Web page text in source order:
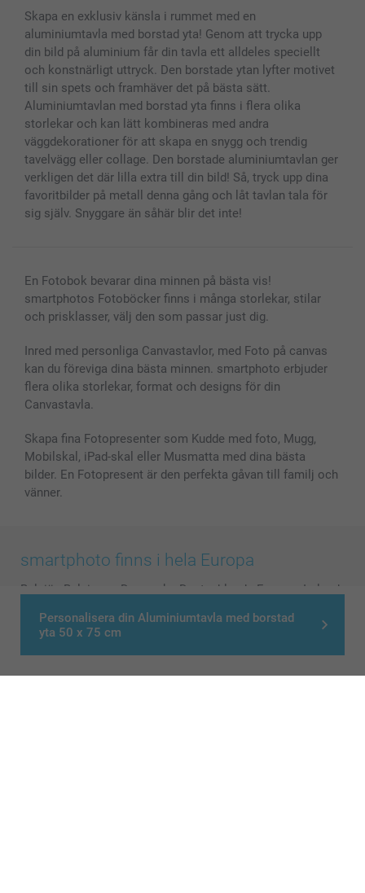
Personalisera din Aluminiumtavla med borstad
yta 50 x 75 cm
Fotoalmanackor & Fotoagenda
Fotoramar & Tillbehör
Presentkort
Alla fotoprodukter
Investor Relations
Status på beställningar
Skapa en exklusiv känsla i rummet med en
aluminiumtavla med borstad yta! Genom att trycka upp
din bild på aluminium får din tavla ett alldeles speciellt
och konstnärligt uttryck. Den borstade ytan lyfter motivet
till sin spets och framhäver det på bästa sätt.
Aluminiumtavlan med borstad yta finns i flera olika
storlekar och kan lätt kombineras med andra
väggdekorationer för att skapa en snygg och trendig
tavelvägg eller collage. Den borstade aluminiumtavlan ger
verkligen det där lilla extra till din bild! Så, tryck upp dina
favoritbilder på metall denna gång och låt tavlan tala för
sig själv. Snyggare än såhär blir det inte!
En Fotobok bevarar dina minnen på bästa vis!
smartphotos Fotoböcker finns i många storlekar, stilar
och prisklasser, välj den som passar just dig.
Inred med personliga Canvastavlor, med Foto på canvas
kan du föreviga dina bästa minnen. smartphoto erbjuder
flera olika storlekar, format och designs för din
Canvastavla.
Skapa fina Fotopresenter som Kudde med foto, Mugg,
Mobilskal, iPad-skal eller Musmatta med dina bästa
bilder. En Fotopresent är den perfekta gåvan till familj och
vänner.
smartphoto finns i hela Europa
België Belgique Danmark Deutschland France
Ireland
Nederland - Norge Österreich - Schweiz - Suisse
Switzerland - Suomi